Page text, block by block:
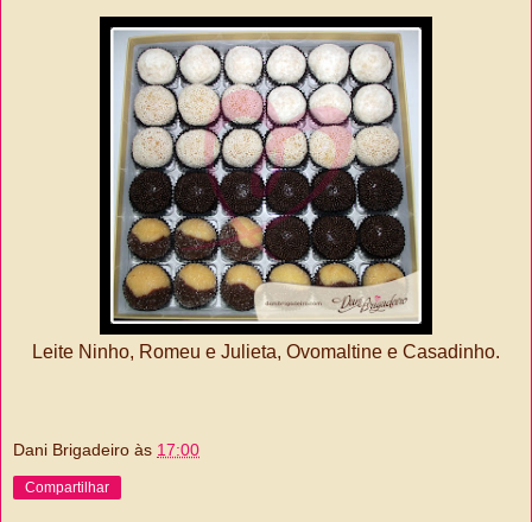
Leite Ninho, Romeu e Julieta, Ovomaltine e Casadinho.
Dani Brigadeiro às 17:00
Compartilhar